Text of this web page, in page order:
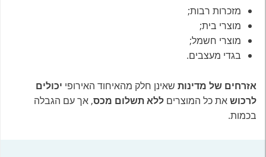
מזכרות רבות;
מוצרי בית;
מוצרי חשמל;
בגדי מעצבים.
אזרחים של מדינות שאינן חלק מהאיחוד האירופי יכולים
לרכושאת כל המוצרים ללא תשלום מכס, אך עם הגבלה
בכמות.